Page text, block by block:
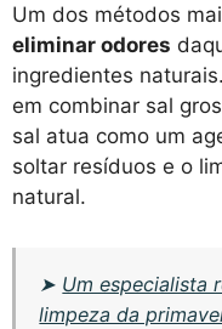
Um dos métodos
eliminar odores
ingredientes
em combinar sal
sal atua como um
soltar resíduos e o
natural.
➤ Um especialista
limpeza da